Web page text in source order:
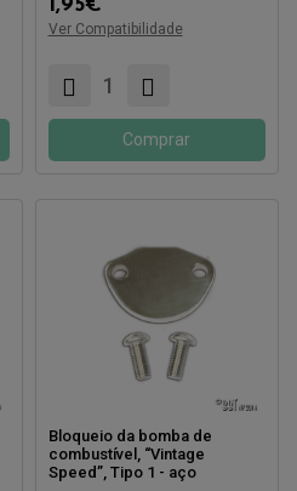
1,95€
Ver Compatibilidade
Compatível com:
Comprar
Bloqueio da bomba de
combustível, “Vintage
Speed”, Tipo 1 - aço